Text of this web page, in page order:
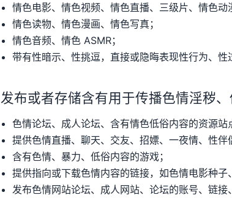
情色电影、情色视频、情色直播、三级片、情色动
情色读物、情色漫画、情色写真；
情色音频、情色 ASMR；
带有性暗示、性挑逗，直接或隐晦表现性行为、性
发布或者存储含有用于传播色情淫秽
色情论坛、成人论坛、含有情色低俗内容的资源站
提供色情直播、聊天、交友、招嫖、一夜情、性伴
含有色情、暴力、低俗内容的游戏；
提供指向或下载色情内容的链接，如色情电影种子
发布色情网站论坛、成人网站、论坛的账号、链接